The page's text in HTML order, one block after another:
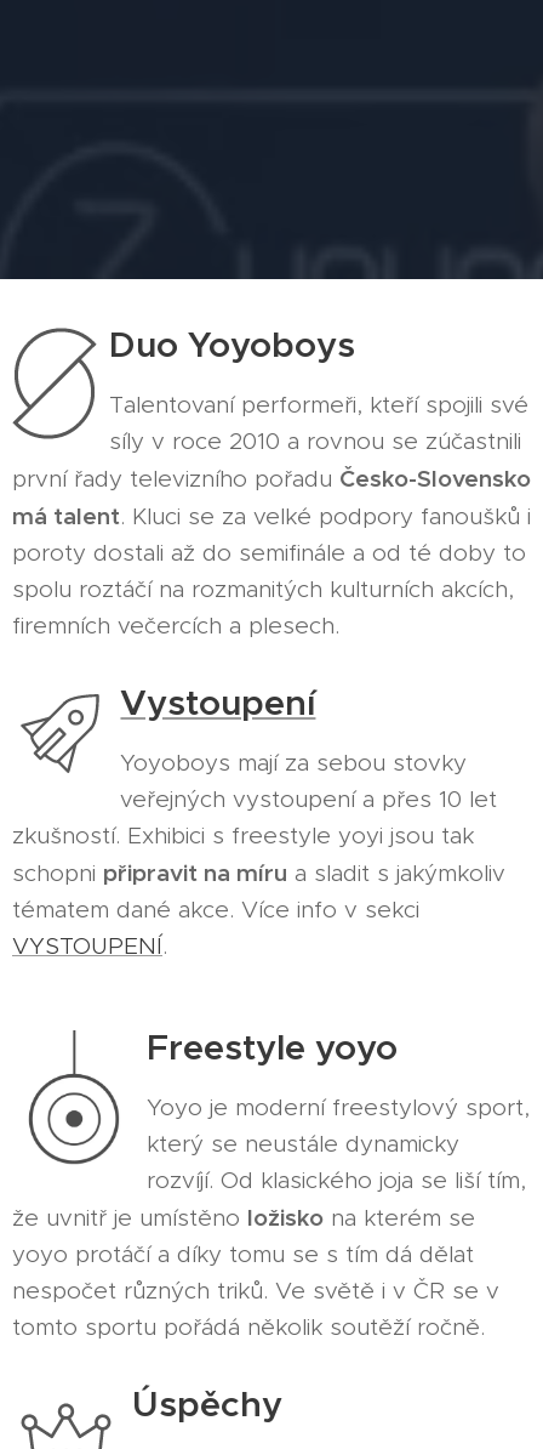
Duo Yoyoboys
Talentovaní performeři, kteří spojili své
síly v roce 2010 a rovnou se zúčastnili
první řady televizního pořadu Česko-Slovensko
má talent. Kluci se za velké podpory fanoušků i
poroty dostali až do semifinále a od té doby to
spolu roztáčí na rozmanitých kulturních akcích,
firemních večercích a plesech.
Vystoupení
Yoyoboys mají za sebou stovky
veřejných vystoupení a přes 10 let
zkušností. Exhibici s freestyle yoyi jsou tak
schopni připravit na míru a sladit s jakýmkoliv
tématem dané akce. Více info v sekci
VYSTOUPENÍ.
Freestyle yoyo
Yoyo je moderní freestylový sport,
který se neustále dynamicky
rozvíjí. Od klasického joja se liší tím,
že uvnitř je umístěno ložisko na kterém se
yoyo protáčí a díky tomu se s tím dá dělat
nespočet různých triků. Ve světě i v ČR se v
tomto sportu pořádá několik soutěží ročně.
Úspěchy